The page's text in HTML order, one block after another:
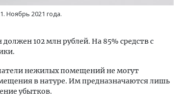
Ноябрь 2021 года.
102 млн рублей. На 85% средств с
нежилых помещений не могут
в натуре. Им предназначаются лишь
убытков.